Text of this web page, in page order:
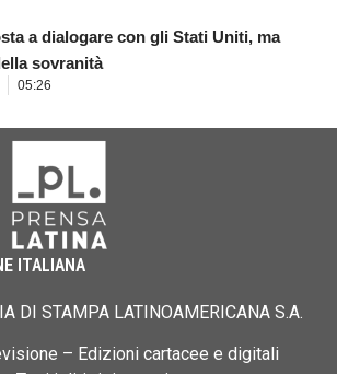
a dialogare con gli Stati Uniti, ma
sovranità
05:26
ITALIANA
DI STAMPA LATINOAMERICANA S.A.
– Edizioni cartacee e digitali